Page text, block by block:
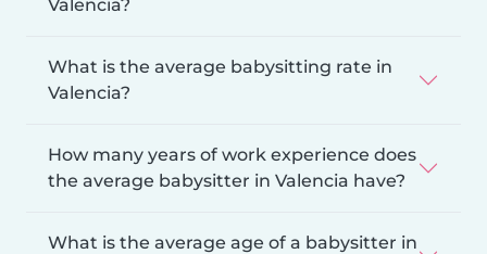
Valencia?
What is the average babysitting rate in
Valencia?
How many years of work experience does
the average babysitter in Valencia have?
What is the average age of a babysitter in